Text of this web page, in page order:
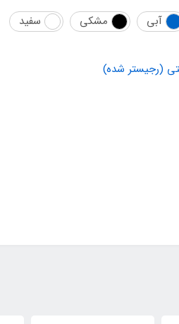
آبی مشکی سفید